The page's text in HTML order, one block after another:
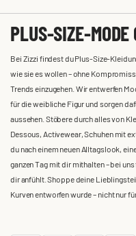
PLUS-SIZE-MODE
Bei Zizzi findest du Plus-Size-
wie sie es wollen – ohne
Trends einzugehen. Wir entwerfen
für die weibliche Figur und sorgen
aussehen. Stöbere durch alles von
Dessous, Activewear, Schuhen mit
du nach einem neuen Alltagslook,
ganzen Tag mit dir mithalten – bei
dir anfühlt. Shoppe deine
Kurven entworfen wurde – nicht nur